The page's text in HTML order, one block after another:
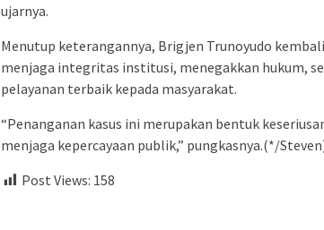
ujarnya.
Menutup keterangannya, Brigjen Trunoyudo
menjaga integritas institusi, menegakkan hukum,
pelayanan terbaik kepada masyarakat.
“Penanganan kasus ini merupakan bentuk
menjaga kepercayaan publik,” pungkasnya.(*/
Post Views: 158